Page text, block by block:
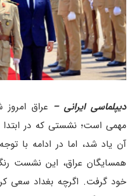
دیپلماسی ایرانی – عراق
مهمی است؛ نشستی که در
آن یاد شد، اما در ادامه با
همسایگان عراق، این نشست
خود گرفت. اگرچه بغداد